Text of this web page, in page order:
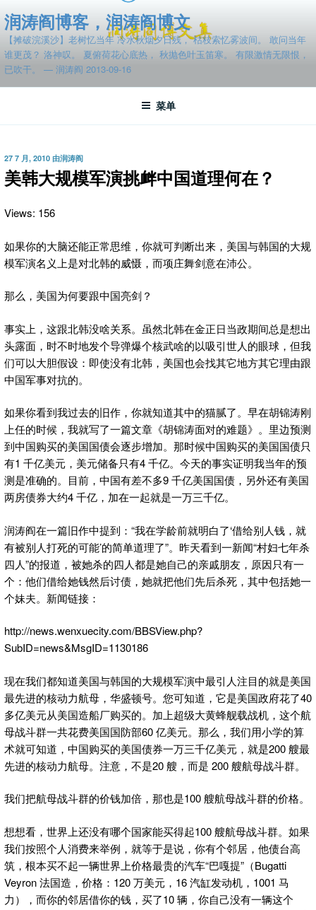
至
容
润涛阎博客，润涛阎博文
【摊破浣溪沙】老树忆当年 冷水秋烟夕日残， 枯枝索忆雾波间。 敢问当年
谁更茂？ 洛神叹。 夏俯荷花心底热， 秋抛色叶玉笛寒。 有限激情无限恨，
已吹干。 — 润涛阎 2013-09-16
菜单
发
布
于
27 7 月, 2010 由润涛阎
美韩大规模军演挑衅中国道理何在？
Views: 156
如果你的大脑还能正常思维，你就可判断出来，美国与韩国的大规
模军演名义上是对北韩的威慑，而项庄舞剑意在沛公。
那么，美国为何要跟中国亮剑？
事实上，这跟北韩没啥关系。虽然北韩在金正日当政期间总是想出
头露面，时不时地发个导弹爆个核武啥的以吸引世人的眼球，但我
们可以大胆假设：即使没有北韩，美国也会找其它地方其它理由跟
中国军事对抗的。
如果你看到我过去的旧作，你就知道其中的猫腻了。早在胡锦涛刚
上任的时候，我就写了一篇文章《胡锦涛面对的难题》。里边预测
到中国购买的美国国债会逐步增加。那时候中国购买的美国国债只
有1 千亿美元，美元储备只有4 千亿。今天的事实证明我当年的预
测是准确的。目前，中国有差不多9 千亿美国国债，另外还有美国
两房债券大约4 千亿，加在一起就是一万三千亿。
润涛阎在一篇旧作中提到：“我在学龄前就明白了‘借给别人钱，就
有被别人打死的可能’的简单道理了”。昨天看到一新闻“村妇七年杀
四人”的报道，被她杀的四人都是她自己的亲戚朋友，原因只有一
个：他们借给她钱然后讨债，她就把他们先后杀死，其中包括她一
个妹夫。新闻链接：
http://news.wenxuecity.com/BBSView.php?
SubID=news&MsgID=1130186
现在我们都知道美国与韩国的大规模军演中最引人注目的就是美国
最先进的核动力航母，华盛顿号。您可知道，它是美国政府花了40
多亿美元从美国造船厂购买的。加上超级大黄蜂舰载战机，这个航
母战斗群一共花费美国国防部60 亿美元。那么，我们用小学的算
术就可知道，中国购买的美国债券一万三千亿美元，就是200 艘最
先进的核动力航母。注意，不是20 艘，而是 200 艘航母战斗群。
我们把航母战斗群的价钱加倍，那也是100 艘航母战斗群的价格。
想想看，世界上还没有哪个国家能买得起100 艘航母战斗群。如果
我们按照个人消费来举例，就等于是说，你有个邻居，他债台高
筑，根本买不起一辆世界上价格最贵的汽车“巴嘎提”（Bugatti
Veyron 法国造，价格：120 万美元，16 汽缸发动机，1001 马
力），而你的邻居借你的钱，买了10 辆，你自己没有一辆这个